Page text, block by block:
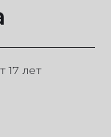
17 лет